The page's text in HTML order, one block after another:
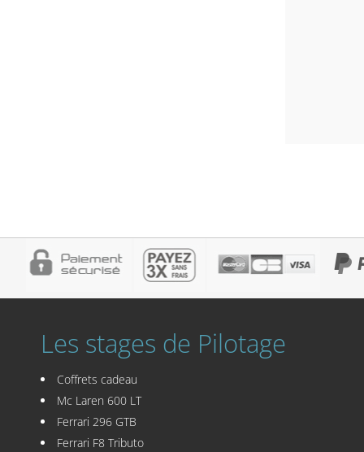
Les stages de Pilotage
Coffrets cadeau
Mc Laren 600 LT
Ferrari 296 GTB
Ferrari F8 Tributo